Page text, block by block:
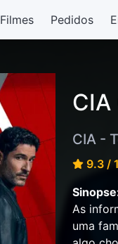
Filmes Pedidos
CIA
CIA -
9.3 /
As
uma